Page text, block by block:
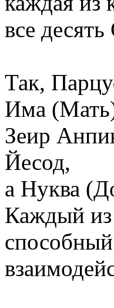
все
Так,
Има
Зеир
Йесод,
а Нуква
Каждый